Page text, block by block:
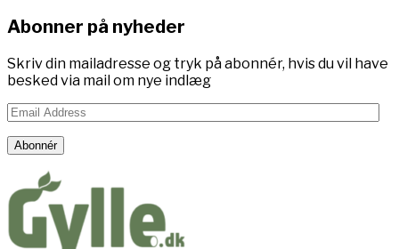
Abonner på nyheder
Skriv din mailadresse og tryk på abonnér, hvis du vil have
besked via mail om nye indlæg
Email
Abonnér